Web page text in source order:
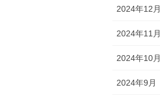
2024年12月
2024年11月
2024年10月
2024年9月